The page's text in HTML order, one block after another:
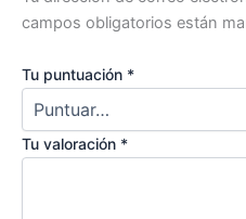
campos obligatorios están
Tu puntuación *
Tu valoración *